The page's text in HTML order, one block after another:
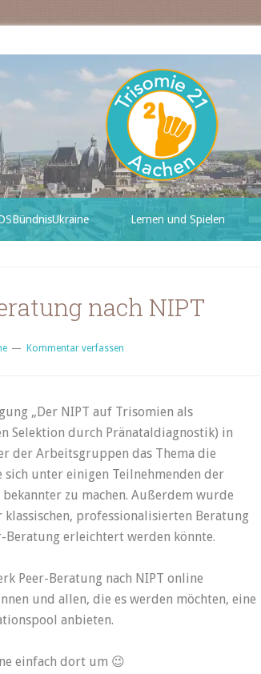
Lernen und Spielen
nach NIPT
Kommentar verfassen
„Der NIPT auf Trisomien als
Selektion durch Pränataldiagnostik) in
der Arbeitsgruppen das Thema die
unter einigen Teilnehmenden der
zu machen. Außerdem wurde
professionalisierten Beratung
erleichtert werden könnte.
Peer-Beratung nach NIPT online
und allen, die es werden möchten, eine
anbieten.
einfach dort um 😉